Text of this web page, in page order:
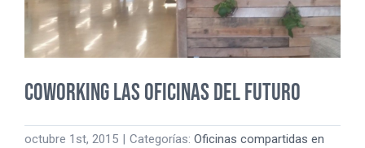
Coworking las oficinas del futuro
octubre 1st, 2015 Categorías: Oficinas compartidas en